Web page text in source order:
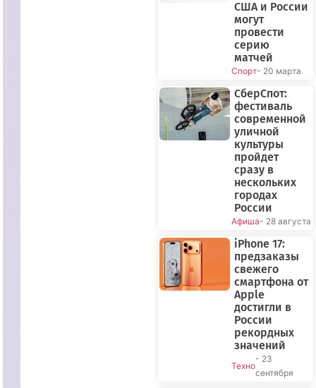
ПРЯМОЙ
ЭФИР
США и России
могут
провести
серию
матчей
Спорт- 20 марта
СберСпот:
фестиваль
современной
уличной
культуры
пройдет
сразу в
нескольких
городах
России
Афиша- 28 августа
iPhone 17:
предзаказы
свежего
смартфона от
Apple
достигли в
России
рекордных
значений
Техно
- 23
сентября